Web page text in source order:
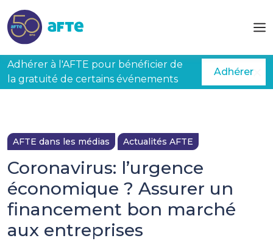
Adhérer à l'AFTE pour bénéficier de
la gratuité de certains événements
Adhérer
AFTE dans les médias Actualités AFTE
Coronavirus: l’urgence
économique ? Assurer un
financement bon marché
aux entreprises